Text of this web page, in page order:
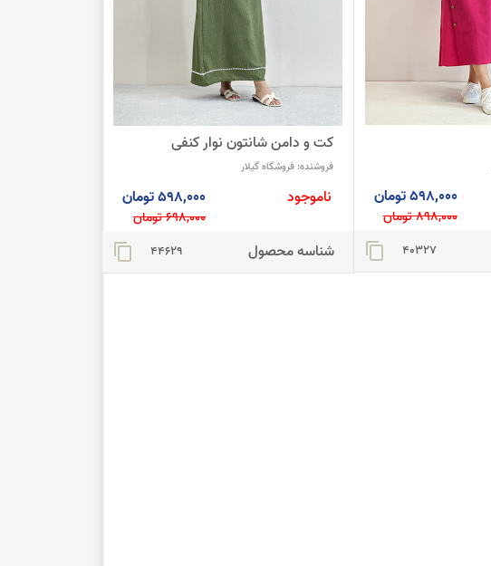
598,000 تومان
898,000 تومان
40327
content_copy
کت و دامن شانتون نوار کنفی
فروشنده:فروشگاه گیلار
598,000 تومان
698,000 تومان
ناموجود
شناسه محصول 44629
content_copy